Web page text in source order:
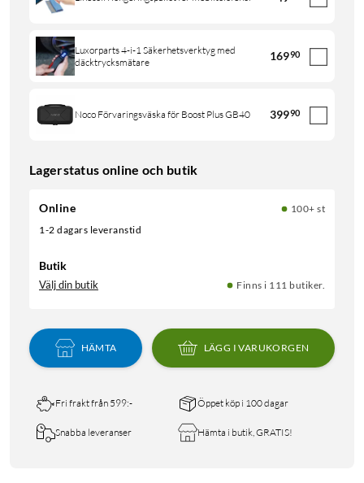
Luxorparts 4-i-1 Säkerhetsverktyg med
däcktrycksmätare
16990
Noco Förvaringsväska för Boost Plus GB40 39990
Lagerstatus online och butik
Online
100+ st
1-2 dagars leveranstid
Butik
Välj din butik Finns i 111 butiker.
HÄMTA LÄGG I VARUKORGEN
Fri frakt från 599:- Öppet köp i 100 dagar
Snabba leveranser Hämta i butik, GRATIS!